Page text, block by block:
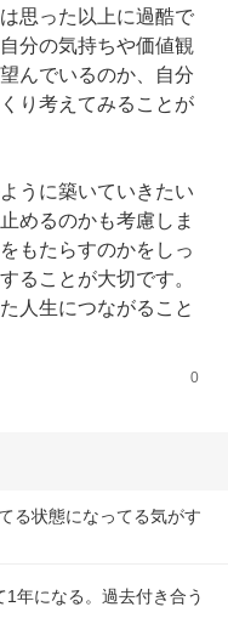
思った以上に過酷で
分の気持ちや価値観
んでいるのか、自分
り考えてみることが
うに築いていきたい
めるのかも考慮しま
もたらすのかをしっ
ることが大切です。
人生につながること
0
る状態になってる気がす
年になる。過去付き合う